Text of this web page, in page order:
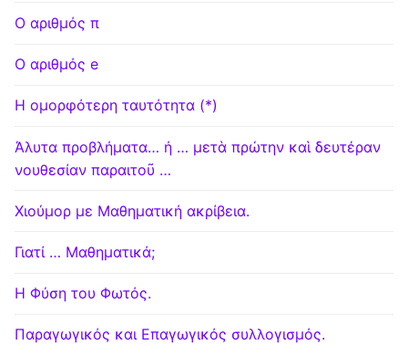
Ο αριθμός π
Ο αριθμός e
Η ομορφότερη ταυτότητα (*)
Άλυτα προβλήματα… ή … μετὰ πρώτην καὶ δευτέραν
νουθεσίαν παραιτοῦ …
Χιούμορ με Μαθηματική ακρίβεια.
Γιατί … Μαθηματικά;
Η Φύση του Φωτός.
Παραγωγικός και Επαγωγικός συλλογισμός.